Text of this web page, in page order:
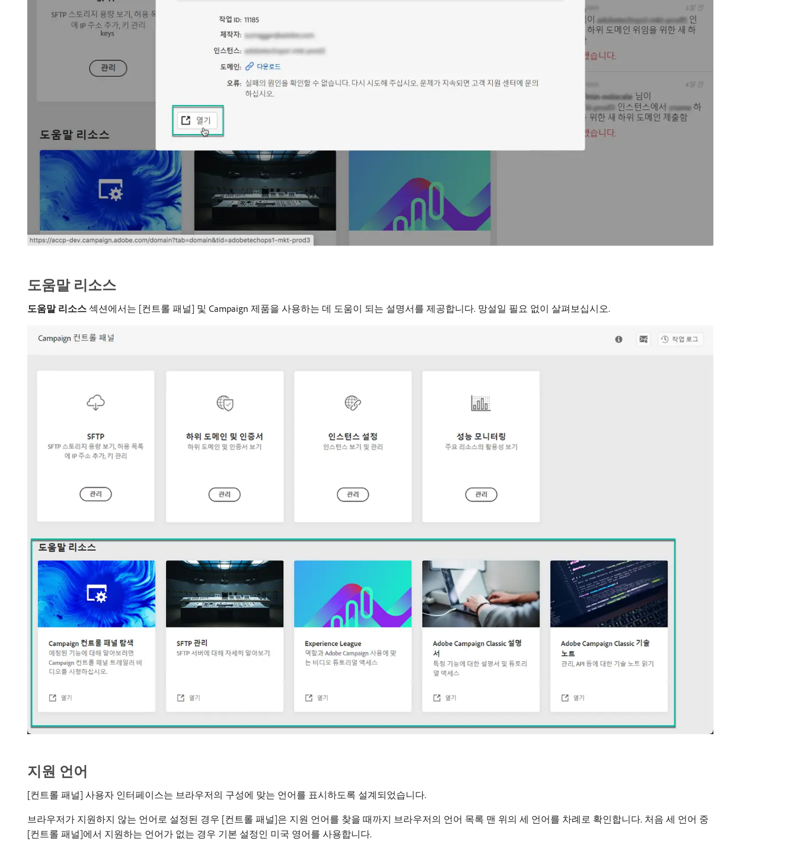
도움말 리소스
도움말 리소스 섹션에서는 [컨트롤 패널] 및 Campaign 제품을 사용하는 데 도움이 되는 설명서를 제공합니다. 망설일 필요 없이 살펴보십시오.
지원 언어
[컨트롤 패널] 사용자 인터페이스는 브라우저의 구성에 맞는 언어를 표시하도록 설계되었습니다.
브라우저가 지원하지 않는 언어로 설정된 경우 [컨트롤 패널]은 지원 언어를 찾을 때까지 브라우저의 언어 목록 맨 위의 세 언어를 차례로 확인합니다. 처음 세 언어 중
[컨트롤 패널]에서 지원하는 언어가 없는 경우 기본 설정인 미국 영어를 사용합니다.